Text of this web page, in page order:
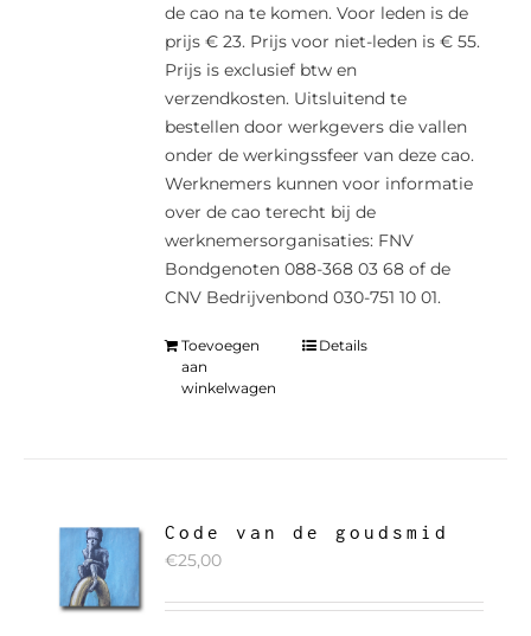
de cao na te komen. Voor leden is de
prijs € 23. Prijs voor niet-leden is € 55.
Prijs is exclusief btw en
verzendkosten. Uitsluitend te
bestellen door werkgevers die vallen
onder de werkingssfeer van deze cao.
Werknemers kunnen voor informatie
over de cao terecht bij de
werknemersorganisaties: FNV
Bondgenoten 088-368 03 68 of de
CNV Bedrijvenbond 030-751 10 01.
Toevoegen
aan
winkelwagen
Details
Code van de goudsmid
€25,00